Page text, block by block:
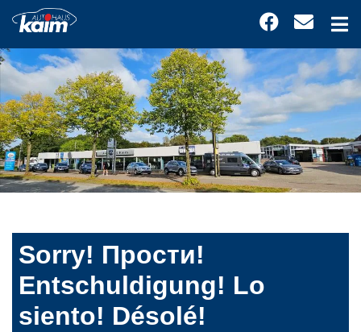
Sorry! Прости!
Entschuldigung! Lo
siento! Désolé!